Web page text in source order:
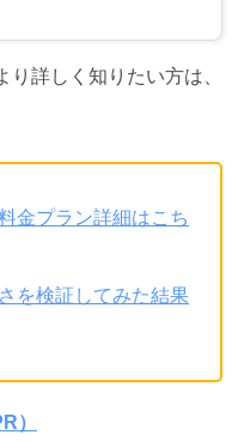
り詳しく知りたい方は、
金プラン詳細はこち
を検証してみた結果
）